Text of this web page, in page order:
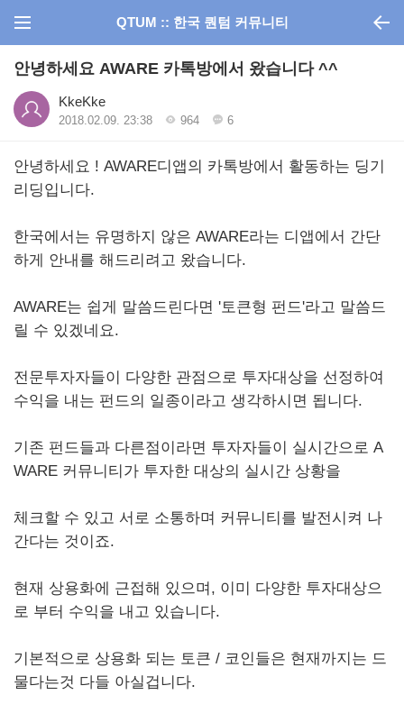
QTUM :: 한국 퀀텀 커뮤니티
안녕하세요 AWARE 카톡방에서 왔습니다 ^^
KkeKke
2018.02.09. 23:38 964 6
안녕하세요 ! AWARE디앱의 카톡방에서 활동하는 딩기
리딩입니다.
한국에서는 유명하지 않은 AWARE라는 디앱에서 간단
하게 안내를 해드리려고 왔습니다.
AWARE는 쉽게 말씀드린다면 '토큰형 펀드'라고 말씀드
릴 수 있겠네요.
전문투자자들이 다양한 관점으로 투자대상을 선정하여
수익을 내는 펀드의 일종이라고 생각하시면 됩니다.
기존 펀드들과 다른점이라면 투자자들이 실시간으로 A
WARE 커뮤니티가 투자한 대상의 실시간 상황을
체크할 수 있고 서로 소통하며 커뮤니티를 발전시켜 나
간다는 것이죠.
현재 상용화에 근접해 있으며, 이미 다양한 투자대상으
로 부터 수익을 내고 있습니다.
기본적으로 상용화 되는 토큰 / 코인들은 현재까지는 드
물다는것 다들 아실겁니다.